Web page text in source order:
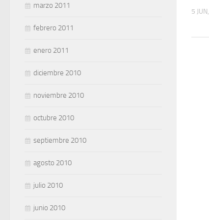
5
marzo 2011
febrero 2011
enero 2011
diciembre 2010
noviembre 2010
octubre 2010
septiembre 2010
agosto 2010
julio 2010
junio 2010